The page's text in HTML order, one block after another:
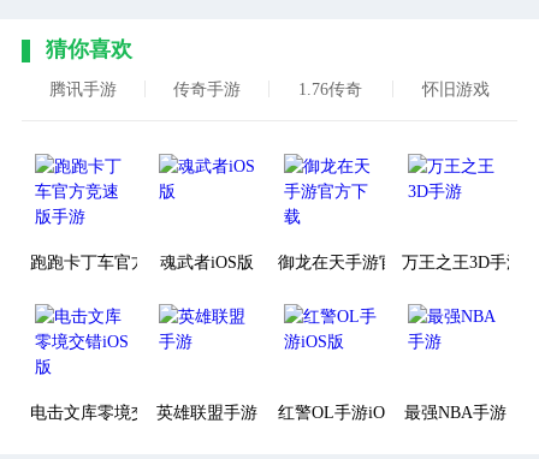
猜你喜欢
腾讯手游 传奇手游 1.76传奇 怀旧游戏
跑跑卡丁车官方竞速版手游
魂武者iOS版 御龙在天手游官方下载万王之王3D手游
电击文库零境交错iOS版英雄联盟手游 红警OL手游iOS版最强NBA手游